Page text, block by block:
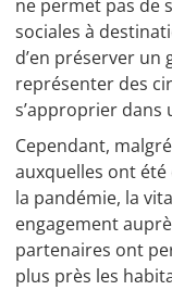
ne permet pas de
sociales à
d’en préserver
représenter des
s’approprier dans
Cependant,
auxquelles ont
la pandémie, la
engagement
partenaires ont
plus près les